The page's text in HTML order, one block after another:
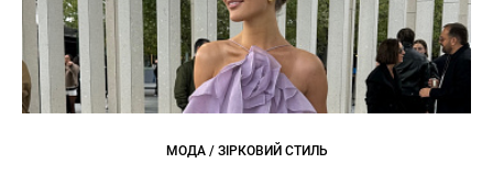
МОДА / ЗІРКОВИЙ СТИЛЬ